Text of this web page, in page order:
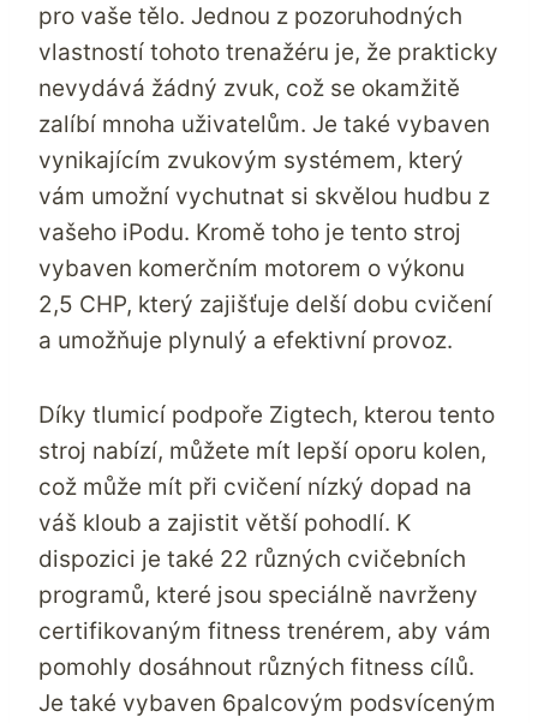
pro vaše tělo. Jednou z pozoruhodných
vlastností tohoto trenažéru je, že prakticky
nevydává žádný zvuk, což se okamžitě
zalíbí mnoha uživatelům. Je také vybaven
vynikajícím zvukovým systémem, který
vám umožní vychutnat si skvělou hudbu z
vašeho iPodu. Kromě toho je tento stroj
vybaven komerčním motorem o výkonu
2,5 CHP, který zajišťuje delší dobu cvičení
a umožňuje plynulý a efektivní provoz.
Díky tlumicí podpoře Zigtech, kterou tento
stroj nabízí, můžete mít lepší oporu kolen,
což může mít při cvičení nízký dopad na
váš kloub a zajistit větší pohodlí. K
dispozici je také 22 různých cvičebních
programů, které jsou speciálně navrženy
certifikovaným fitness trenérem, aby vám
pomohly dosáhnout různých fitness cílů.
Je také vybaven 6palcovým podsvíceným